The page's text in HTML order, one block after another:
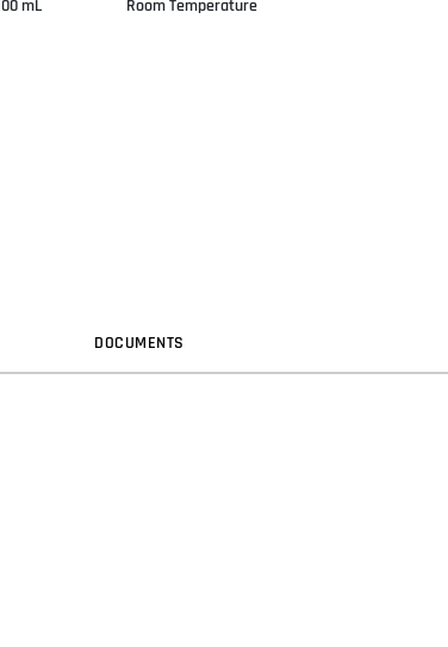
mL Room Temperature
DOCUMENTS